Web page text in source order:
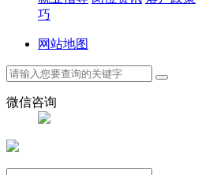
巧
网站地图
微信咨询